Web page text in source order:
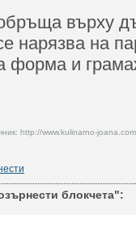
върху
нарязва на
форма и
http://www.kulinarno-
блокчета":